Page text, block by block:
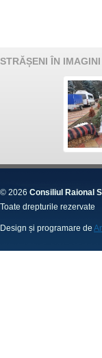
STRĂȘENI ÎN IMAGINI
© 2026 Consiliul Raional
Toate drepturile rezervate
Design și programare de